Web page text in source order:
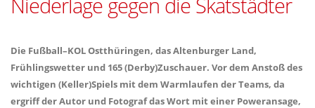
Die Fußball–KOL Ostthüringen, das Altenburger Land,
Frühlingswetter und 165 (Derby)Zuschauer. Vor dem Anstoß des
wichtigen (Keller)Spiels mit dem Warmlaufen der Teams, da
ergriff der Autor und Fotograf das Wort mit einer Poweransage,